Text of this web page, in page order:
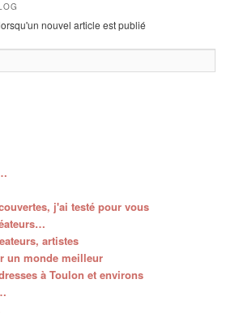
nouvel article est publié
j'ai testé pour vous
artistes
un monde meilleur
à Toulon et environs